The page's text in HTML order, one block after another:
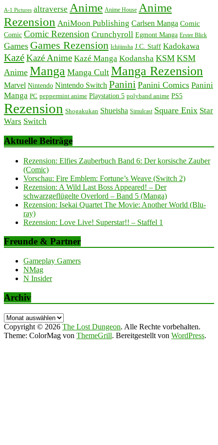
A-1 Pictures altraverse Anime Anime House Anime
Rezension AniMoon Publishing Carlsen Manga Comic
Comic Comic Rezension Crunchyroll Egmont Manga Erster Blick
Games Games Rezension Ichijinsha J.C. Staff Kadokawa
KazéKazé Anime Kazé Manga Kodansha KSM KSM
Anime Manga Manga Cult Manga Rezension
Marvel Nintendo Nintendo Switch Panini Panini Comics Panini
Manga PC peppermint anime Playstation 5 polyband anime PS5
Rezension Shogakukan Shueisha Simulcast Square Enix Star
Wars Switch
Aktuelle Beiträge
Rezension: Elfies Zauberbuch Band 6: Der korsische Zauber
(Comic)
Vorschau: Fire Emblem: Fortune’s Weave (Switch 2)
Rezension: A Wild Last Boss Appeared! – Der
schwarzgeflügelte Overlord – Band 5 (Manga)
Rezension: Isekai Quartet The Movie: Another World (Blu-
ray)
Rezension: Love Live! Superstar!! – Staffel 1
Freunde & Partner
Gameplay Gamers
NMag
N Insider
Archiv
Archiv
Copyright © 2026 The Lost Dungeon. Alle Rechte vorbehalten.
Theme: ColorMag von ThemeGrill. Bereitgestellt von WordPress.